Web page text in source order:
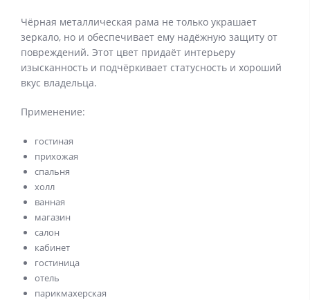
Чёрная металлическая рама не только украшает
зеркало, но и обеспечивает ему надёжную защиту от
повреждений. Этот цвет придаёт интерьеру
изысканность и подчёркивает статусность и хороший
вкус владельца.
Применение:
гостиная
прихожая
спальня
холл
ванная
магазин
салон
кабинет
гостиница
отель
парикмахерская